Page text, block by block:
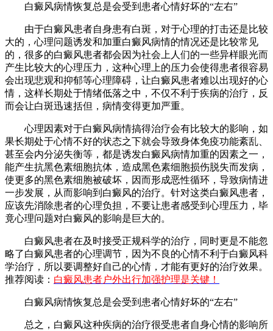
白癜风病情恢复总是会受到患者心情好坏的“左右”
由于白癜风患者自身患有白斑，对于心理的打击还是比较
大的，心理问题诱发和加重白癜风病情的情况还是比较常见
的，很多的白癜风患者都会因为社会上人们的一些异样眼光而
产生比较大的心理压力，这种心理上的压力会使得患者很容易
会出现悲观和抑郁等心理障碍，让白癜风患者难以出现好的心
情，这样长期处于情绪低落之中，不仅不利于疾病的治疗，反
而会让白斑迅速括但，病情变得更加严重。
心理因素对于白癜风病情搞得治疗会有比较大的影响，如
果长期处于心情不好的状态之下就会导致身体免疫功能紊乱、
甚至会内分泌失衡等，都是诱发白癜风病情加重的因素之一，
能产生抗黑色素细胞抗体，造成黑色素细胞损伤脱失而发病，
使更多的黑色素细胞被破坏，因而形成恶性循环，导致病情进
一步发展，从而影响到白癜风的治疗。针对这类白癜风患者，
应该先消除患者的心理负担，不要让患者感受到心理压力，毕
竟心理问题对白癜风的影响是巨大的。
白癜风患者在及时接受正规科学的治疗，同时更是不能忽
略了白癜风患者的心理调节，因为不良的心情不利于白癜风科
学治疗，所以要调整好自己的心情，才能有更好的治疗效果。
推荐阅读： 白癜风患者户外出行加强护理是关键！
白癜风病情恢复总是会受到患者心情好坏的“左右”
总之，白癜风这种疾病的治疗很受患者自身心情的影响所